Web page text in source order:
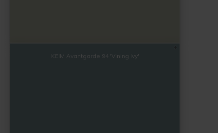
KEIM Avantgarde 94 'Vining Ivy'